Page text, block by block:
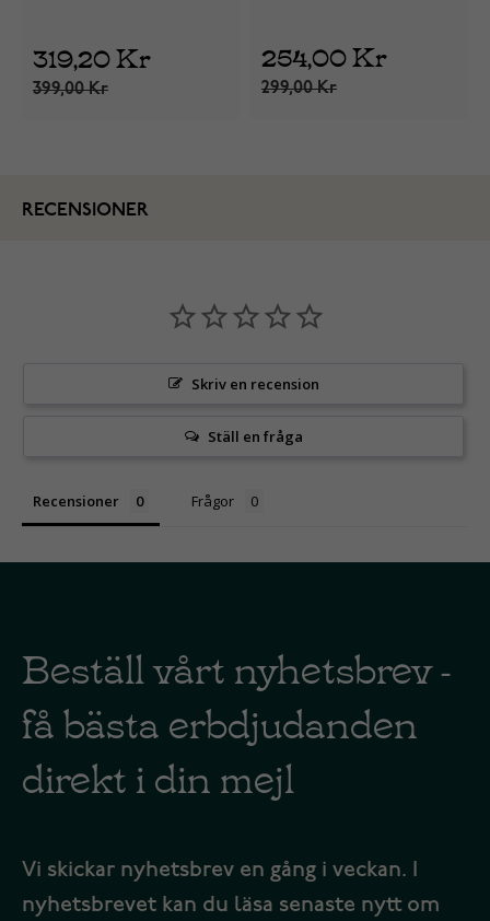
319,20 Kr
399,00 Kr
254,00 Kr
299,00 Kr
RECENSIONER
Skriv en recension
Ställ en fråga
Recensioner Frågor
Beställ vårt nyhetsbrev -
få bästa erbdjudanden
direkt i din mejl
Vi skickar nyhetsbrev en gång i veckan. I
nyhetsbrevet kan du läsa senaste nytt om